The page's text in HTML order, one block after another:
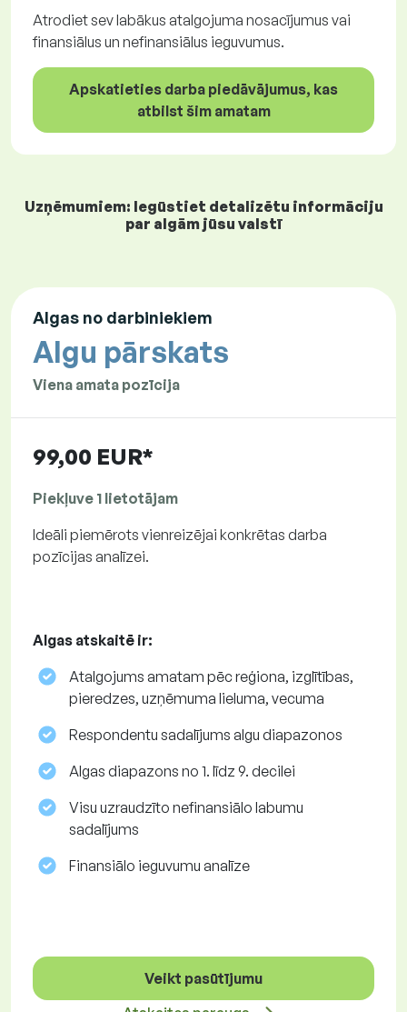
Atrodiet sev labākus atalgojuma nosacījumus vai
finansiālus un nefinansiālus ieguvumus.
Apskatieties darba piedāvājumus, kas
atbilst šim amatam
Uzņēmumiem: Iegūstiet detalizētu informāciju
par algām jūsu valstī
Algas no darbiniekiem
Algu pārskats
Viena amata pozīcija
99,00 EUR*
Piekļuve 1 lietotājam
Ideāli piemērots vienreizējai konkrētas darba
pozīcijas analīzei.
Algas atskaitē ir:
Atalgojums amatam pēc reģiona, izglītības,
pieredzes, uzņēmuma lieluma, vecuma
Respondentu sadalījums algu diapazonos
Algas diapazons no 1. līdz 9. decilei
Visu uzraudzīto nefinansiālo labumu
sadalījums
Finansiālo ieguvumu analīze
Veikt pasūtījumu